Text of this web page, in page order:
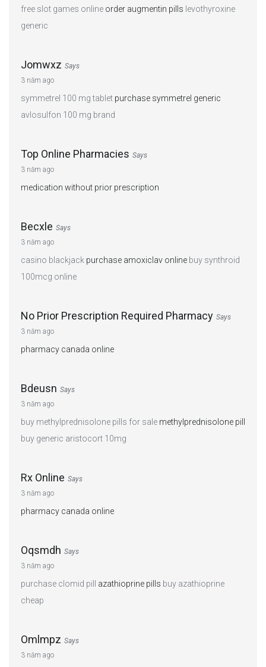
free slot games online order augmentin pills levothyroxine
generic
Jomwxz Says
3 năm ago
symmetrel 100 mg tablet purchase symmetrel generic
avlosulfon 100 mg brand
Top Online Pharmacies Says
3 năm ago
medication without prior prescription
Becxle Says
3 năm ago
casino blackjack purchase amoxiclav online buy synthroid
100mcg online
No Prior Prescription Required Pharmacy Says
3 năm ago
pharmacy canada online
Bdeusn Says
3 năm ago
buy methylprednisolone pills for sale methylprednisolone pill
buy generic aristocort 10mg
Rx Online Says
3 năm ago
pharmacy canada online
Oqsmdh Says
3 năm ago
purchase clomid pill azathioprine pills buy azathioprine
cheap
Omlmpz Says
3 năm ago